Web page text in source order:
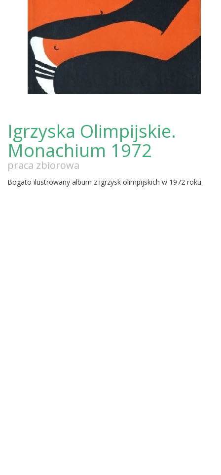
Igrzyska Olimpijskie.
Monachium 1972
praca zbiorowa
Bogato ilustrowany album z igrzysk olimpijskich w 1972 roku.